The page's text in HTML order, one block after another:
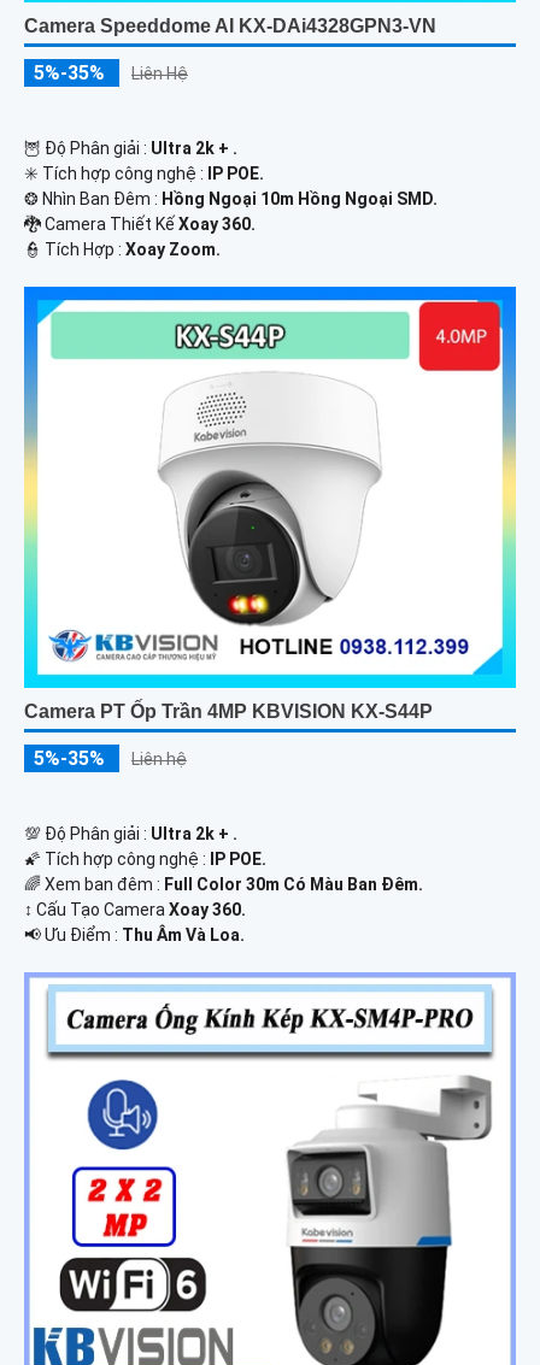
Camera Speeddome AI KX-DAi4328GPN3-VN
5%-35% Liên Hệ
🦉 Độ Phân giải : Ultra 2k + .
✳️ Tích hợp công nghệ :
IP POE.
❂ Nhìn Ban Đêm : Hồng Ngoại 10m Hồng Ngoại SMD.
🐉️ Camera Thiết Kế Xoay 360.
️👮 Tích Hợp : Xoay Zoom.
Camera PT Ốp Trần 4MP KBVISION KX-S44P
5%-35% Liên hệ
💯 Độ Phân giải : Ultra 2k + .
🌠 Tích hợp công nghệ :
IP POE.
🌈 Xem ban đêm : Full Color 30m Có Màu Ban Ðêm.
↕️ Cấu Tạo CameraXoay 360.
️📢 Ưu Điểm : Thu Âm Và Loa.